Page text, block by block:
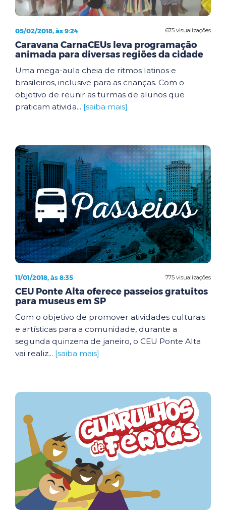
675 visualizações
05/02/2018, às 9:24
Caravana CarnaCEUs leva programação
animada para diversas regiões da cidade
Uma mega-aula cheia de ritmos latinos e
brasileiros, inclusive para as crianças. Com o
objetivo de reunir as turmas de alunos que
praticam ativida... [saiba mais]
775 visualizações
11/01/2018, às 8:35
CEU Ponte Alta oferece passeios gratuitos
para museus em SP
Com o objetivo de promover atividades culturais
e artísticas para a comunidade, durante a
segunda quinzena de janeiro, o CEU Ponte Alta
vai realiz... [saiba mais]